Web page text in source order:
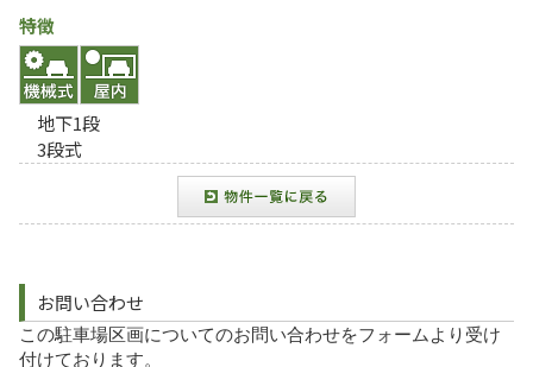
特徴
地下1段
3段式
お問い合わせ